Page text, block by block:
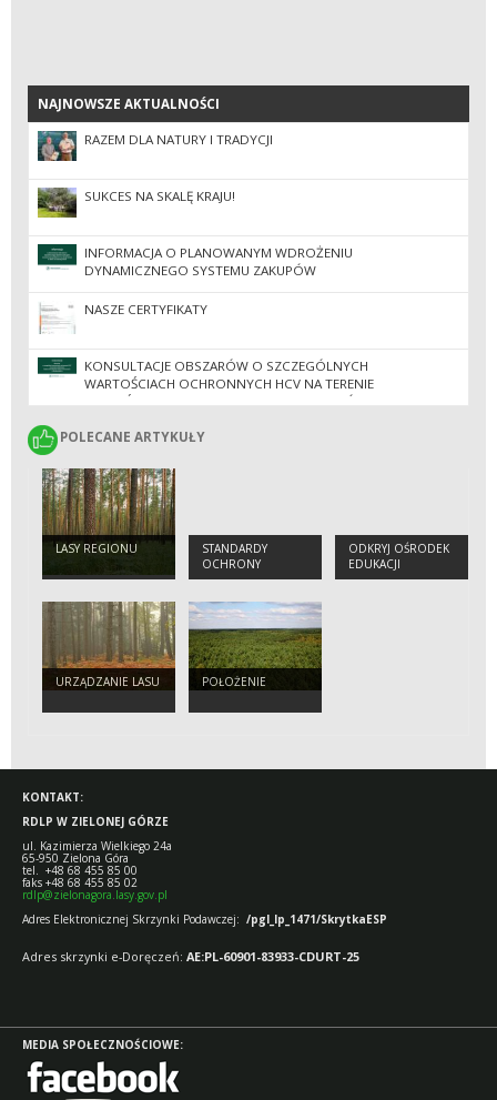
NAJNOWSZE AKTUALNOŚCI
NAJNOWSZE AKTUALNOŚCI
RAZEM DLA NATURY I TRADYCJI
SUKCES NA SKALĘ KRAJU!
INFORMACJA O PLANOWANYM WDROŻENIU
DYNAMICZNEGO SYSTEMU ZAKUPÓW
NASZE CERTYFIKATY
KONSULTACJE OBSZARÓW O SZCZEGÓLNYCH
WARTOŚCIACH OCHRONNYCH HCV NA TERENIE
NADLEŚNICTW REGIONALNEJ DYREKCJI LASÓW
POLECANE ARTYKUŁY
POLECANE ARTYKUŁY
LASY REGIONU
STANDARDY
OCHRONY
MAŁOLETNICH
ODKRYJ OŚRODEK
EDUKACJI
PRZYRODNICZO-
URZĄDZANIE LASU POŁOŻENIE
KONTAKT:
RDLP W ZIELONEJ GÓRZE
ul. Kazimierza Wielkiego 24a
65-950 Zielona Góra
tel. +48 68 455 85 00
faks +48 68 455 85 02
rdlp@zielonagora.lasy.gov.pl
Adres Elektronicznej Skrzynki Podawczej: /pgl_lp_1471/SkrytkaESP
Adres skrzynki e-Doręczeń: AE:PL-60901-83933-CDURT-25
MEDIA SPOŁECZNOŚCIOWE: